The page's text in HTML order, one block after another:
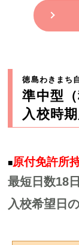
徳島わきまち
準中型（
入校時
■原付免許所
最短日数18
入校希望日